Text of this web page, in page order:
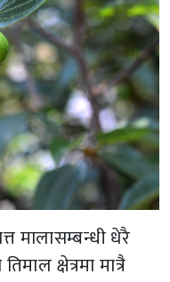
मालासम्बन्धी धेरै
क्षेत्रमा मात्रै